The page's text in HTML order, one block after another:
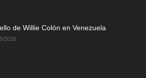
de Willie Colón en Venezuela
2026